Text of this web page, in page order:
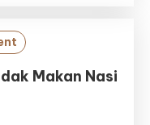
Makan Nasi